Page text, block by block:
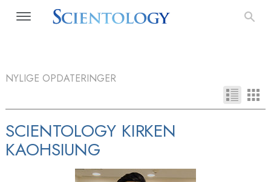
NYLIGE OPDATERINGER
SCIENTOLOGY KIRKEN
KAOHSIUNG